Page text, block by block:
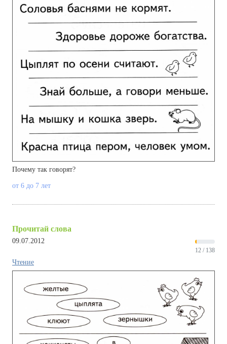
Почему так говорят?
от 6 до 7 лет
Прочитай слова
09.07.2012
12 / 138
Чтение